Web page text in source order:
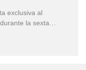
exclusiva al
la sexta
del